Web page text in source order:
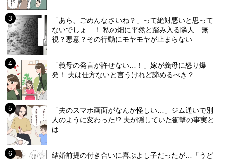
「あら、ごめんなさいね？」って絶対悪いと思って
ないでしょ…！ 私の畑に平然と踏み入る隣人…無
視？悪意？その行動にモヤモヤが止まらない
「義母の発言が許せない…！」嫁が義母に怒り爆
発！ 夫は仕方ないと言うけれど諦めるべき？
「夫のスマホ画面がなんか怪しい…」ジム通いで別
人のように変わった!? 夫が隠していた衝撃の事実と
は
結婚前提の付き合いに喜ぶよし子だったが…「うど